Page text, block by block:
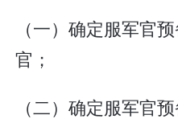
（一）确定服军官
官；
（二）确定服军官